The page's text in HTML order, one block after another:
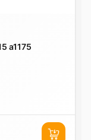
a1175